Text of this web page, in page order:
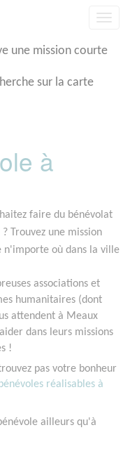
une mission courte
sur la carte
à
faire du bénévolat
Trouvez une mission
n'importe où dans la ville
associations et
humanitaires (dont
attendent à Meaux
dans leurs missions
!
pas votre bonheur
réalisables à
ailleurs qu'à